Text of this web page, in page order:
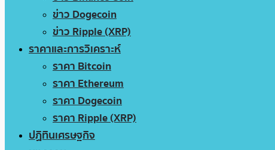
ข่าว Dogecoin
ข่าว Ripple (XRP)
ราคาและการวิเคราะห์
ราคา Bitcoin
ราคา Ethereum
ราคา Dogecoin
ราคา Ripple (XRP)
ปฏิทินเศรษฐกิจ